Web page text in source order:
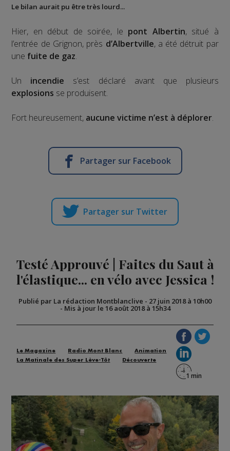
Le bilan aurait pu être très lourd...
Hier, en début de soirée, le pont Albertin, situé à
l’entrée de Grignon, près d’Albertville, a été détruit par
une fuite de gaz.
Un incendie s’est déclaré avant que plusieurs
explosions se produisent.
Fort heureusement, aucune victime n’est à déplorer.
Partager sur Facebook
Partager sur Twitter
Testé Approuvé | Faites du Saut à
l'élastique... en vélo avec Jessica !
Publié par La rédaction Montblanclive - 27 juin 2018 à 10h00
- Mis à jour le 16 août 2018 à 15h34
Le Magazine Radio Mont Blanc
Animation
La Matinale des Super Lève-Tôt
Découverte